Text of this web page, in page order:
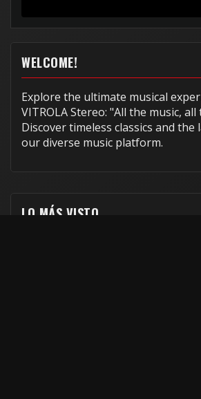
WELCOME!
Explore the ultimate musical
VITROLA Stereo: "All the music, all
Discover timeless classics and
our diverse music platform.
LO MÁS VISTO